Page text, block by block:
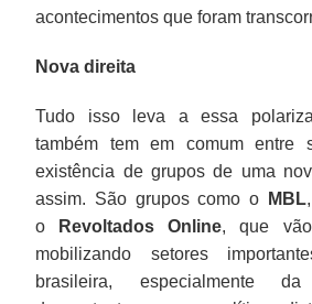
acontecimentos que foram
Nova direita
Tudo isso leva a essa
também tem em comum entre
existência de grupos de uma
assim. São grupos como o
MBL
o
Revoltados Online, que
mobilizando setores
brasileira, especialmente